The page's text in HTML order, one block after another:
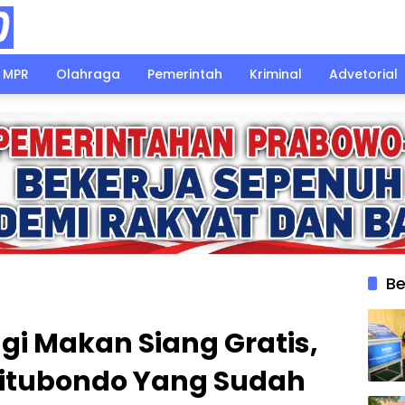
MPR Olahraga Pemerintah Kriminal Advetorial
Makan Siang Gratis,
Yang Sudah